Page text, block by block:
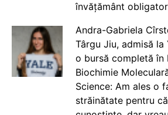
învățământ
Andra-Gabriela
Târgu Jiu, admisă
o bursă completă în
Biochimie
Science: Am ales o
străinătate pentru